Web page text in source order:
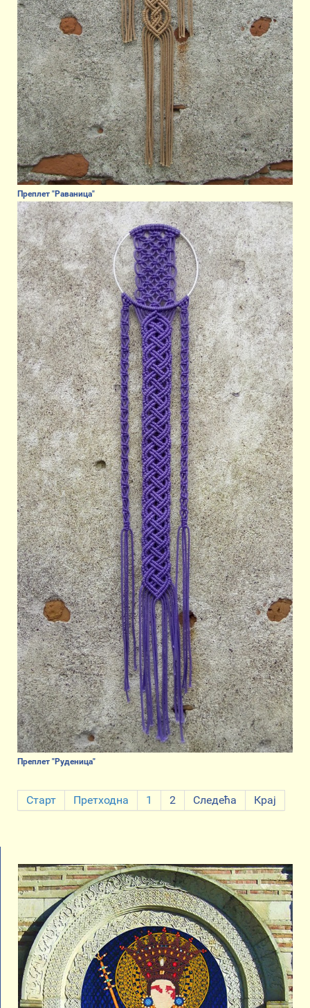
Преплет "Раваница"
Преплет "Руденица"
Старт Претходна 1 2 Следећа Крај